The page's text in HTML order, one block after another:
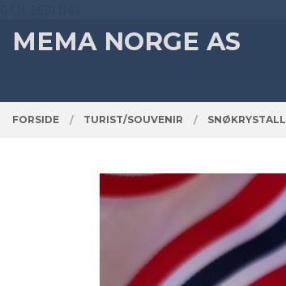
til
innholdet
MEMA NORGE AS
FORSIDE TURIST/SOUVENIR SNØKRYSTALL